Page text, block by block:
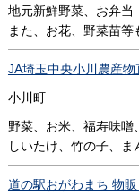
地元新鮮野菜、お弁当
また、お花、野菜苗等
JA埼玉中央小川農産物
小川町
野菜、お米、福寿味噌
しいたけ、竹の子、ま
道の駅おがわまち 物